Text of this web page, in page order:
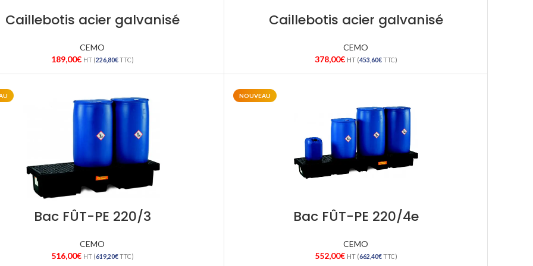
Caillebotis acier galvanisé
CEMO
189,00€ HT (226,80€TTC)
Caillebotis acier galvanisé
CEMO
378,00€ HT (453,60€TTC)
Bac FÛT-PE 220/3
CEMO
516,00€ HT (619,20€TTC)
NOUVEAU
Bac FÛT-PE 220/4e
CEMO
552,00€ HT (662,40€TTC)